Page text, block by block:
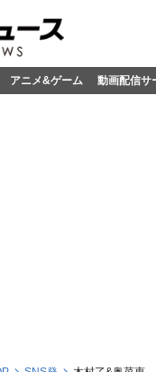
アニメ&ゲーム 動画配信サ